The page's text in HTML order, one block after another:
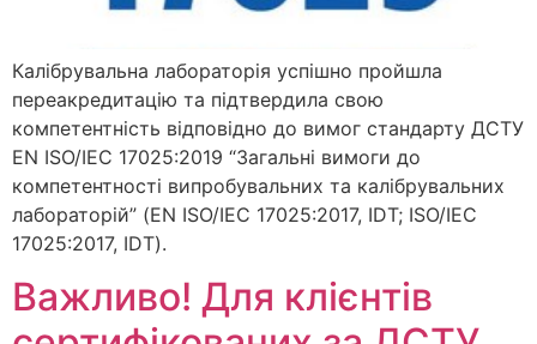
Калібрувальна лабораторія успішно пройшла
переакредитацію та підтвердила свою
компетентність відповідно до вимог стандарту ДСТУ
EN ISO/IEC 17025:2019 “Загальні вимоги до
компетентності випробувальних та калібрувальних
лабораторій” (EN ISO/IEC 17025:2017, IDT; ISO/IEC
17025:2017, IDT).
Важливо! Для клієнтів